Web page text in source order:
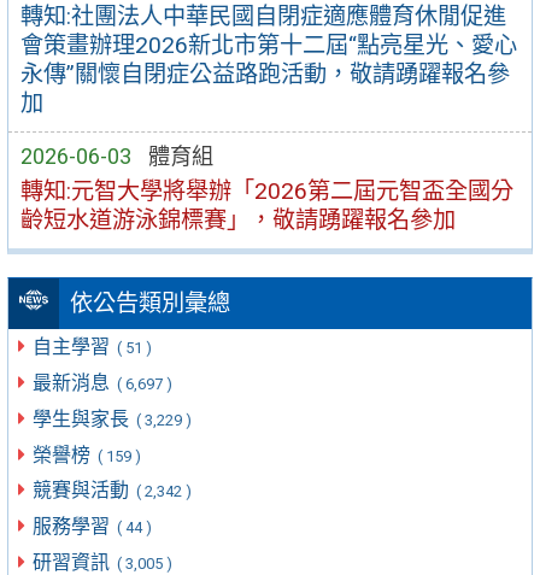
轉知:社團法人中華民國自閉症適應體育休閒促進
會策畫辦理2026新北市第十二屆“點亮星光、愛心
永傳”關懷自閉症公益路跑活動，敬請踴躍報名參
加
2026-06-03 體育組
轉知:元智大學將舉辦「2026第二屆元智盃全國分
齡短水道游泳錦標賽」，敬請踴躍報名參加
依公告類別彙總
自主學習 ( 51 )
最新消息 ( 6,697 )
學生與家長 ( 3,229 )
榮譽榜 ( 159 )
競賽與活動 ( 2,342 )
服務學習 ( 44 )
研習資訊 ( 3,005 )